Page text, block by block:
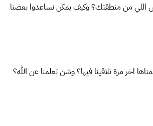
اللي من منطقتك؟ وكيف يمكن نساعدوا بعضنا
اخر مرة تلاقينا فيها؟ وشن تعلمنا عن الله؟